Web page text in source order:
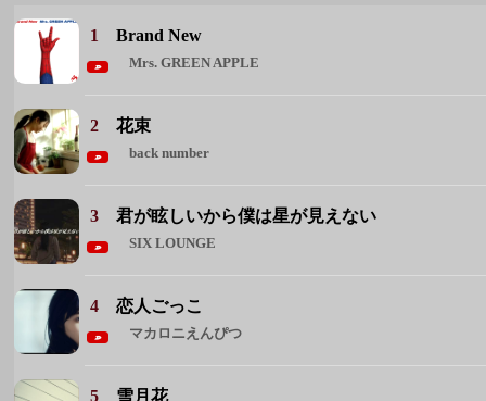
1Brand New
Mrs. GREEN APPLE
2花束
back number
3君が眩しいから僕は星が見えない
SIX LOUNGE
4恋人ごっこ
マカロニえんぴつ
5 雪月花